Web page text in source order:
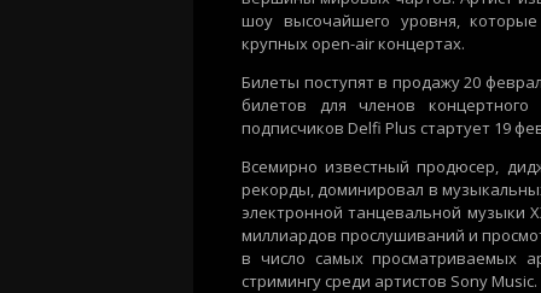
шоу высочайшего уровня,
крупных open-airконцертах.
Билеты поступят в продажу 20
билетов для членов
подписчиков Delfi Plus стартует 19
Всемирно известный продюсер,
рекорды, доминировал в
электронной танцевальной музыки
миллиардов прослушиваний и
в число самых просматриваемых
стримингу среди артистов Sony Music.